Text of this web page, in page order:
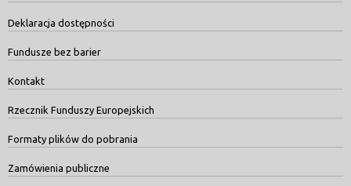
Deklaracja dostępności
Fundusze bez barier
Kontakt
Rzecznik Funduszy Europejskich
Formaty plików do pobrania
Zamówienia publiczne